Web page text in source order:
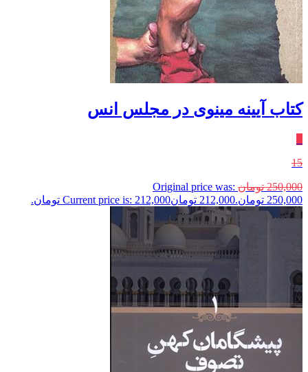
کتاب آیینه مینوی در مجلس انس
15
250,000 تومان Original price was:
250,000 تومان.
212,000 تومانCurrent price is: 212,000 تومان.